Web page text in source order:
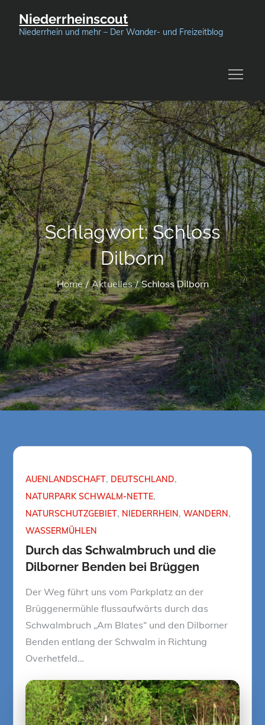
Niederrheinscout
Niederrhein und mehr – Der Wander- und Freizeitblog
Schlagwort:Schloss
Dilborn
Home Aktuelles Schloss Dilborn
AUENLANDSCHAFT DEUTSCHLAND
NATURPARK SCHWALM-NETTE
NATURSCHUTZGEBIET NIEDERRHEIN WANDERN
WASSERMÜHLEN
Durch das Schwalmbruch und die
Dilborner Benden bei Brüggen
Der Weg führt uns vom Parkplatz an der
Brüggenermühle flussaufwärts durch das
Schwalmbruch „Am Blates“ und den Dilborner
Benden entlang der Schwalm in Richtung
Overhetfeld…